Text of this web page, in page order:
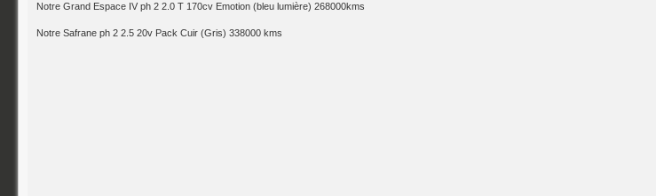
Notre Grand Espace IV ph 2 2.0 T 170cv Emotion (bleu lumière) 268000kms
Notre Safrane ph 2 2.5 20v Pack Cuir (Gris) 338000 kms